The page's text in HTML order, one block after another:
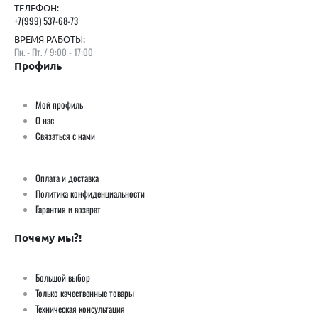
ТЕЛЕФОН:
+7(999) 537-68-73
ВРЕМЯ РАБОТЫ:
Пн. - Пт. / 9:00 - 17:00
Профиль
Мой профиль
О нас
Связаться с нами
Оплата и доставка
Политика конфиденциальности
Гарантия и возврат
Почему мы?!
Большой выбор
Только качественные товары
Техническая консультация